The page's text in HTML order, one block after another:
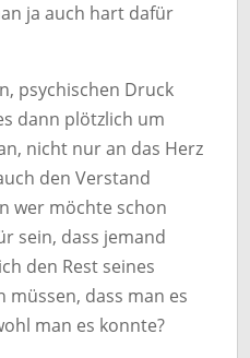
ja auch hart dafür
psychischen Druck
dann plötzlich um
nicht nur an das Herz
den Verstand
wer möchte schon
sein, dass jemand
den Rest seines
müssen, dass man es
man es konnte?